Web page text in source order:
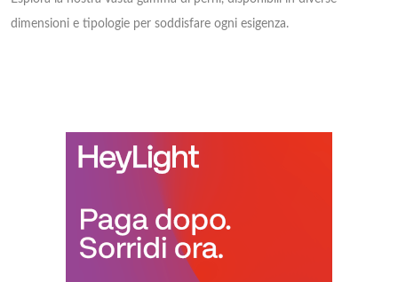
dimensioni e tipologie per soddisfare ogni esigenza.